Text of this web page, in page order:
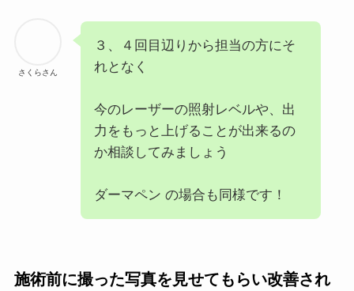
さくらさん
３、４回目辺りから担当の方にそ
れとなく
今のレーザーの照射レベルや、出
力をもっと上げることが出来るの
か相談してみましょう
ダーマペン の場合も同様です！
施術前に撮った写真を見せてもらい改善され